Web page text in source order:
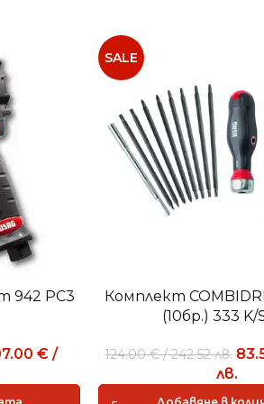
942 PC3
€ /
SALE
Комплект
(10бр.) 333 K/
124.00€ /242.52лв.
лв.
Добавяне в